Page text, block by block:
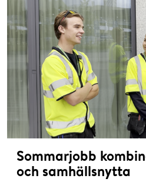
Sommarjobb
och samhällsnytta